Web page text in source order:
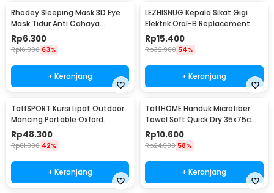
Rhodey Sleeping Mask 3D Eye
Mask Tidur Anti Cahaya
Penutup Mata Nyaman - LB03
Rp6.300
Rp16.900 63%
+ Keranjang
LEZHISNUG Kepala Sikat Gigi
Elektrik Oral-B Replacement
D12 D16 4 PCS - SB-17A
Rp15.400
Rp32.900 54%
+ Keranjang
TaffSPORT Kursi Lipat Outdoor
Mancing Portable Oxford
Folding Chair - ZDY01
Rp48.300
Rp81.900 42%
+ Keranjang
TaffHOME Handuk Microfiber
Towel Soft Quick Dry 35x75cm
- S-20
Rp10.600
Rp24.900 58%
+ Keranjang